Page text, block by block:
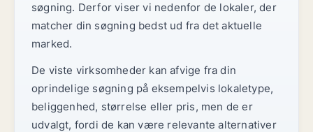
søgning. Derfor viser vi nedenfor de lokaler, der
matcher din søgning bedst ud fra det aktuelle
marked.
De viste virksomheder kan afvige fra din
oprindelige søgning på eksempelvis lokaletype,
beliggenhed, størrelse eller pris, men de er
udvalgt, fordi de kan være relevante alternativer